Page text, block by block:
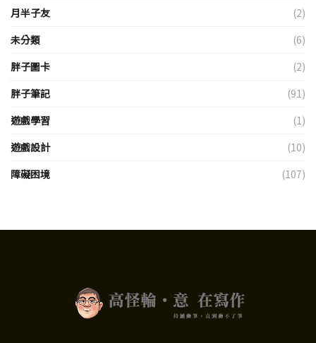
月半子友
(2)
未分類
(6)
胖子圖卡
(2)
胖子筆記
(91)
遊戲學習
(1)
遊戲設計
(10)
障礙困境
(107)